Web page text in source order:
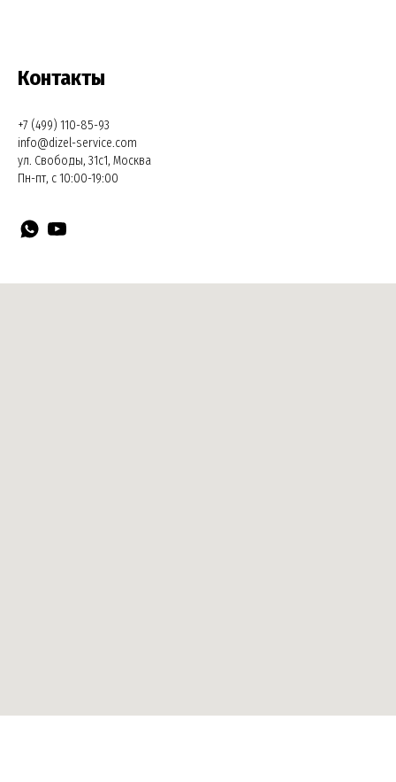
Контакты
+7 (499) 110-85-93
info@dizel-service.com
ул. Свободы, 31с1, Москва
Пн-пт, с 10:00-19:00